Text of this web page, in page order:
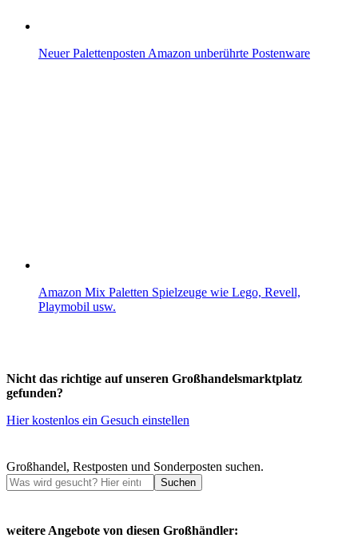
Neuer Palettenposten Amazon unberührte Postenware
Amazon Mix Paletten Spielzeuge wie Lego, Revell,
Playmobil usw.
Nicht das richtige auf unseren Großhandelsmarktplatz
gefunden?
Hier kostenlos ein Gesuch einstellen
Großhandel, Restposten und Sonderposten suchen.
Suchen
weitere Angebote von diesen Großhändler: